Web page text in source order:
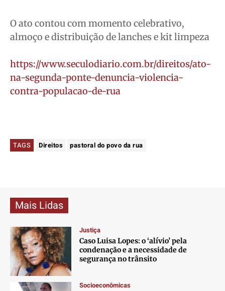
O ato contou com momento celebrativo,
almoço e distribuição de lanches e kit limpeza
https://www.seculodiario.com.br/direitos/ato-
na-segunda-ponte-denuncia-violencia-
contra-populacao-de-rua
TAGS Direitos pastoral do povo da rua
Mais Lidas
Justiça
Caso Luisa Lopes: o ‘alívio’ pela
condenação e a necessidade de
segurança no trânsito
Socioeconômicas